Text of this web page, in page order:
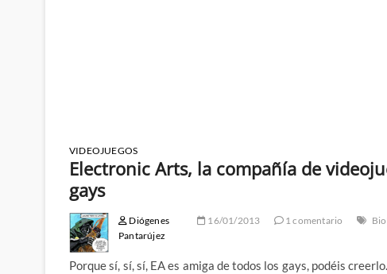
VIDEOJUEGOS
Electronic Arts, la compañía de
gays
Diógenes
Pantarújez
16/01/2013 1 comentario
Porque sí, sí, sí, EA es amiga de todos los gays, podéis